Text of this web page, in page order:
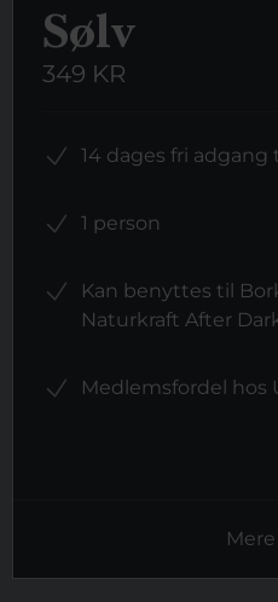
Sølv
349 KR
14 dages fri adgang
1 person
Kan benyttes til
Naturkraft After
Medlemsfordel hos